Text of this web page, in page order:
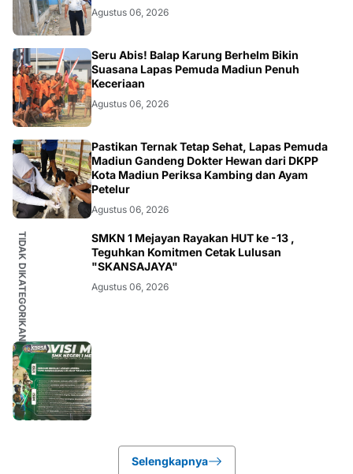
Agustus 06, 2026
MADIUN
Seru Abis! Balap Karung Berhelm Bikin
Suasana Lapas Pemuda Madiun Penuh
Keceriaan
Agustus 06, 2026
MADIUN
Pastikan Ternak Tetap Sehat, Lapas Pemuda
Madiun Gandeng Dokter Hewan dari DKPP
Kota Madiun Periksa Kambing dan Ayam
Petelur
Agustus 06, 2026
TIDAK DIKATEGORIKAN
SMKN 1 Mejayan Rayakan HUT ke -13 ,
Teguhkan Komitmen Cetak Lulusan
"SKANSAJAYA"
Agustus 06, 2026
Selengkapnya